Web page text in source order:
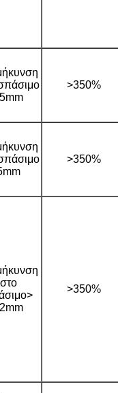
>350%
>350%
στο
>350%